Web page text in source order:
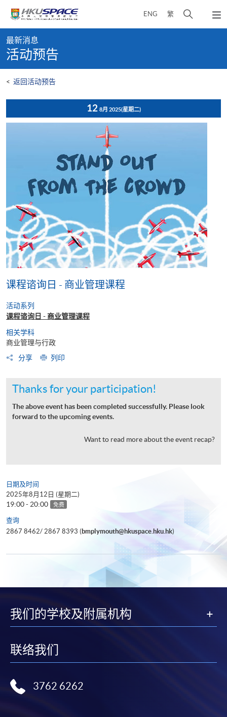
content
ENG 繁
开
弹
出
content
start
最新消息
活动预告
< 返回活动预告
12 8月 2025(星期二)
课程谘询日 - 商业管理课程
活动系列
课程谘询日 - 商业管理课程
相关学科
商业管理与行政
分享
列印
Thanks for your participation!
The above event has been completed successfully. Please look
forward to the upcoming events.
Want to read more about the event recap?
日期及时间
2025年8月12日 (星期二)
19:00 - 20:00 免费
查询
2867 8462/ 2867 8393 (bmplymouth@hkuspace.hku.hk)
我们的学校及附属机构
联络我们
3762 6262